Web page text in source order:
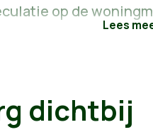
op de
dichtbij